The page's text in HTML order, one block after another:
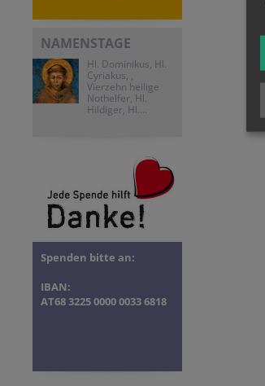
NAMENSTAGE
Hl. Dominikus, Hl.
Cyriakus, ,
Vierzehn heilige
Nothelfer, Hl.
Hildiger, Hl....
Spenden bitte an:
IBAN:
AT68 3225 0000 0033 6818